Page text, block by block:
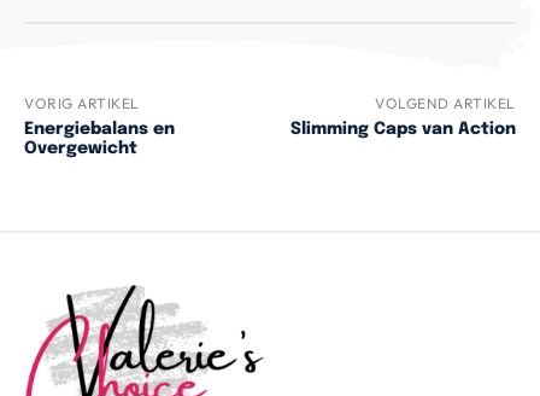
VORIG ARTIKEL
Energiebalans en
Overgewicht
VOLGEND ARTIKEL
Slimming Caps van Action